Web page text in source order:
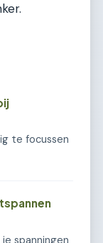
te focussen